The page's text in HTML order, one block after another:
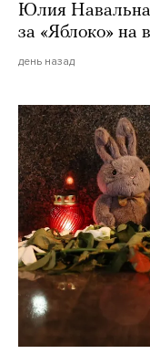
Юлия
за «Яблоко» на
день назад